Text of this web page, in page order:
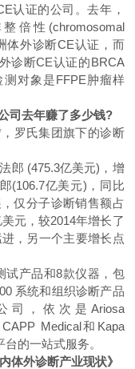
认证的公司。去年，
倍性(chromosomal
体外诊断CE认证，而
诊断CE认证的BRCA
测对象是FFPE肿瘤样
司去年赚了多少钱?
罗氏集团旗下的诊断
郎 (475.3亿美元)，增
(106.7亿美元)，同比
仅分子诊断销售额占
元，较2014年增长了
，另一个主要增长点
产品和8款仪器，包
系统和组织诊断产品
司，依次是Ariosa
Medical和Kapa
的一站式服务。
体外诊断产业现状》